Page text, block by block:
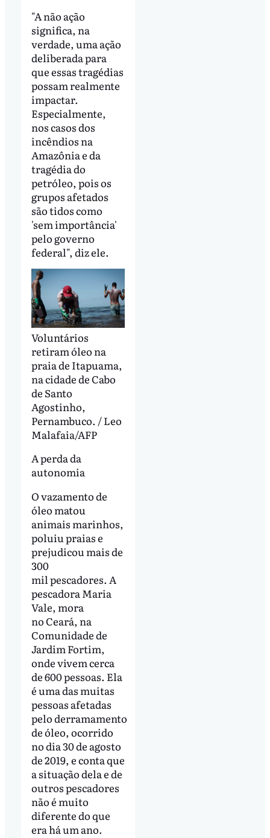
"A não ação
significa, na
verdade, uma ação
deliberada para
que essas tragédias
possam realmente
impactar.
Especialmente,
nos casos dos
incêndios na
Amazônia e da
tragédia do
petróleo, pois os
grupos afetados
são tidos como
'sem importância'
pelo governo
federal", diz ele.
Voluntários
retiram óleo na
praia de Itapuama,
na cidade de Cabo
de Santo
Agostinho,
Pernambuco. / Leo
Malafaia/AFP
A perda da
autonomia
O vazamento de
óleo matou
animais marinhos,
poluiu praias e
prejudicou mais de
300
mil pescadores. A
pescadora Maria
Vale, mora
no Ceará, na
Comunidade de
Jardim Fortim,
onde vivem cerca
de 600 pessoas. Ela
é uma das muitas
pessoas afetadas
pelo derramamento
de óleo, ocorrido
no dia 30 de agosto
de 2019, e conta que
a situação dela e de
outros pescadores
não é muito
diferente do que
era há um ano.